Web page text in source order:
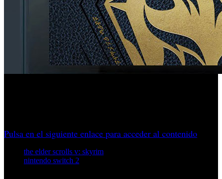
Pulsa en el siguiente enlace para acceder al contenido
the elder scrolls v: skyrim
nintendo switch 2